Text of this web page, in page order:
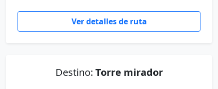
Ver detalles de ruta
Destino: Torre mirador